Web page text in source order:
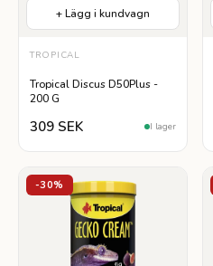
+ Lägg i kundvagn
TROPICAL
Tropical Discus D50Plus -
200 G
309 SEK I lager
-30%